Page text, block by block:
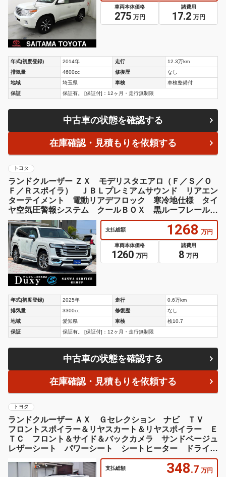
車両本体価格
275 万円
諸費用
17.2 万円
年式(初度登録) 2014年 走行
12.3万km
排気量
4600cc 修復歴
なし
地域
埼玉県 車検
車検整備付
保証
保証有。 [保証付]：12ヶ月・走行無制限
中古車の状態を確認する
在庫確認・見積もりを依頼する
トヨタ
ランドクルーザー ＺＸ モデリスタエアロ（Ｆ／Ｓ／Ｏ
Ｆ／Ｒスポイラ） ＪＢＬプレミアムサウンド リアエン
ターテイメント 電動リアデフロック 寒冷地仕様 タイ
ヤ空気圧警報システム クールＢＯＸ 黒ルーフレール
トノカバー
支払総額 1268 万円
車両本体価格
1260 万円
諸費用
8 万円
年式(初度登録) 2025年 走行
0.6万km
排気量
3300cc 修復歴
なし
地域
愛知県 車検
検10.7
保証
保証有。 [保証付]：12ヶ月・走行無制限
中古車の状態を確認する
在庫確認・見積もりを依頼する
トヨタ
ランドクルーザー ＡＸ Ｇセレクション ナビ ＴＶ
フロントスポイラー＆リヤスカート＆リヤスポイラー Ｅ
ＴＣ フロント＆サイド＆バックカメラ サンドベージュ
レザーシート パワーシート シートヒーター ドライブ
レコーダー ブラックルーフレール
支払総額 348.7 万円